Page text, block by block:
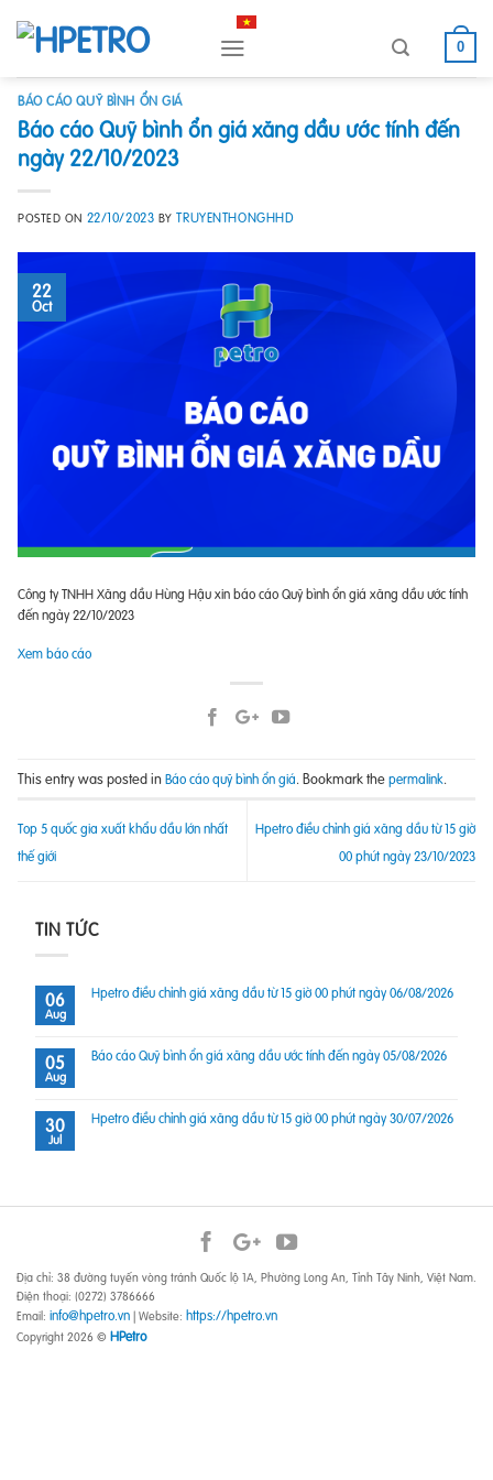
content
0
TIN TỨC
06
Aug
Hpetro điều chỉnh giá xăng dầu từ 15 giờ 00 phút ngày 06/08/2026
05
Aug
Báo cáo Quỹ bình ổn giá xăng dầu ước tính đến ngày 05/08/2026
30
Jul
Hpetro điều chỉnh giá xăng dầu từ 15 giờ 00 phút ngày 30/07/2026
BÁO CÁO QUỸ BÌNH ỔN GIÁ
Báo cáo Quỹ bình ổn giá xăng dầu ước tính đến
ngày 22/10/2023
POSTED ON 22/10/2023 BYTRUYENTHONGHHD
22
Oct
Công ty TNHH Xăng dầu Hùng Hậu xin báo cáo Quỹ bình ổn giá xăng dầu ước tính
đến ngày 22/10/2023
Xem báo cáo
This entry was posted inBáo cáo quỹ bình ổn giá. Bookmark thepermalink.
Top 5 quốc gia xuất khẩu dầu lớn nhất
thế giới
Hpetro điều chỉnh giá xăng dầu từ 15 giờ
00 phút ngày 23/10/2023
Địa chỉ: 38 đường tuyến vòng tránh Quốc lộ 1A, Phường Long An, Tỉnh Tây Ninh, Việt Nam.
Điện thoại: (0272) 3786666
Email: info@hpetro.vn | Website: https://hpetro.vn
Copyright 2026 © HPetro